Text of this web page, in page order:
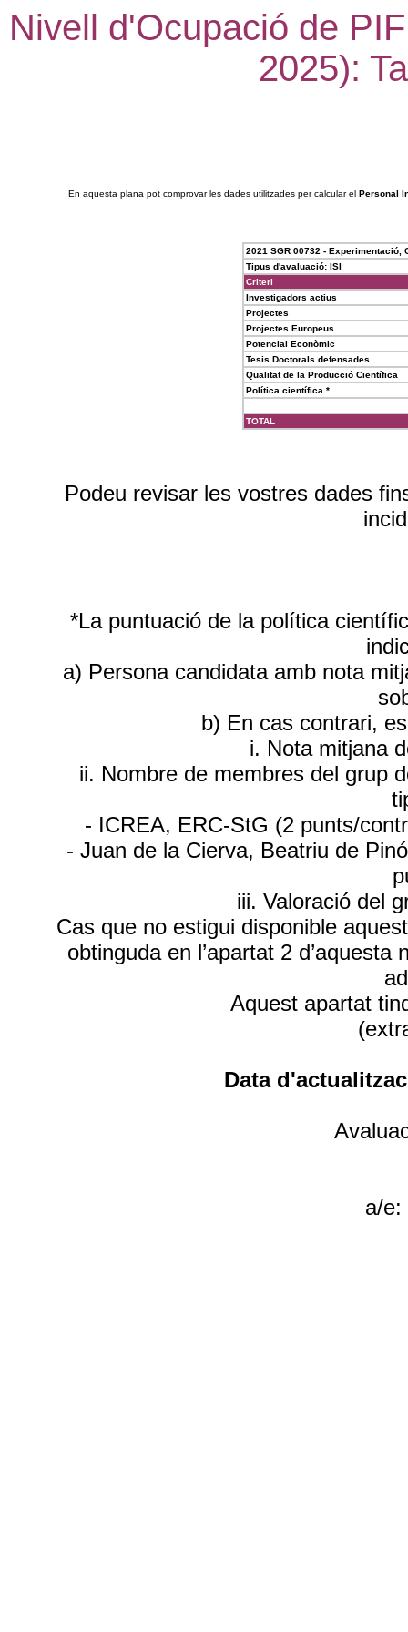
Nivell d'Ocupació de
2025):
En aquesta plana pot comprovar les dades utilitzades per calcular el Personal
2021 SGR 00732 - Experimentació,
Tipus d'avaluació: ISI
Criteri
Investigadors actius
Projectes
Projectes Europeus
Potencial Econòmic
Tesis Doctorals defensades
Qualitat de la Producció Científica
Política científica *
TOTAL
Podeu revisar les vostres dades
*La puntuació de la política
a) Persona candidata amb nota
b) En cas contrari,
i. Nota mitjana
ii. Nombre de membres del grup
- ICREA, ERC-StG (2 punts/
- Juan de la Cierva, Beatriu de
iii. Valoració del
Cas que no estigui disponible
obtinguda en l’apartat 2
Aquest apartat
Data
a/e: